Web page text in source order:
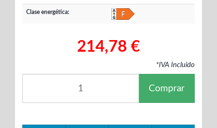
Clase energética:
214,78 €
*IVA Incluido
Comprar